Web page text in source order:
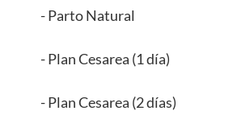
- Parto Natural
- Plan Cesarea (1 día)
- Plan Cesarea (2 días)